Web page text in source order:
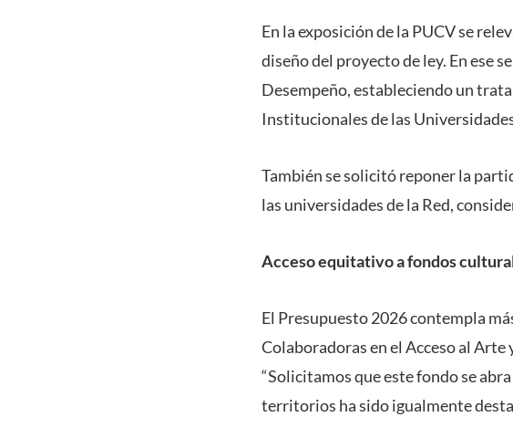
En la exposición de la PUCV se
diseño del proyecto de ley. En ese
Desempeño, estableciendo un
Institucionales de las
También se solicitó reponer la
las universidades de la Red,
Acceso equitativo a fondos
El Presupuesto 2026 contempla
Colaboradoras en el Acceso al
“Solicitamos que este fondo se
territorios ha sido igualmente